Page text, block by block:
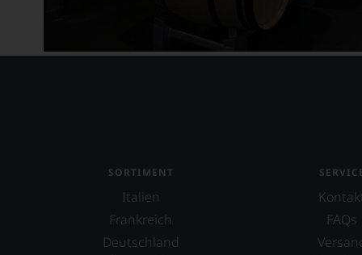
Baron Philippe de Rothschild
Barone Pizzini
SORTIMENT
Italien
Frankreich
Deutschland
FAQs